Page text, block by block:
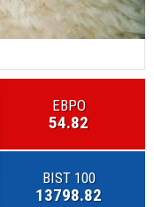
ЕВРО
54.82
BIST 100
13798.82